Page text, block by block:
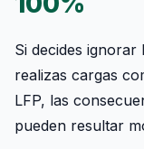
Si decides
realizas cargas
LFP, las
pueden resultar